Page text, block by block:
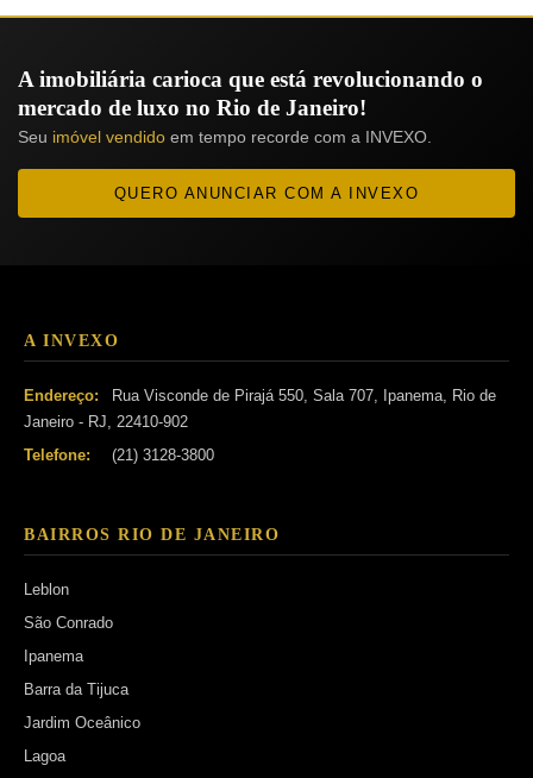
A imobiliária carioca que está revolucionando o
mercado de luxo no Rio de Janeiro!
Seu imóvel vendido em tempo recorde com a INVEXO.
QUERO ANUNCIAR COM A INVEXO
A INVEXO
Endereço:
Rua Visconde de Pirajá 550, Sala 707, Ipanema, Rio de
Janeiro - RJ, 22410-902
Telefone:
(21) 3128-3800
BAIRROS RIO DE JANEIRO
Leblon
São Conrado
Ipanema
Barra da Tijuca
Jardim Oceânico
Lagoa